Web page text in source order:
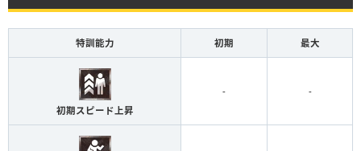
特訓能力 初期 最大
初期スピード上昇
- -